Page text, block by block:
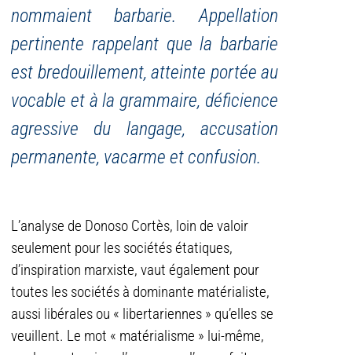
nommaient barbarie. Appellation
pertinente rappelant que la barbarie
est bredouillement, atteinte portée au
vocable et à la grammaire, déficience
agressive du langage, accusation
permanente, vacarme et confusion.
L’analyse de Donoso Cortès, loin de valoir
seulement pour les sociétés étatiques,
d’inspiration marxiste, vaut également pour
toutes les sociétés à dominante matérialiste,
aussi libérales ou « libertariennes » qu’elles se
veuillent. Le mot « matérialisme » lui-même,